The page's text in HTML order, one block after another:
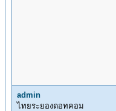
admin
ไทยระยองดอทคอม